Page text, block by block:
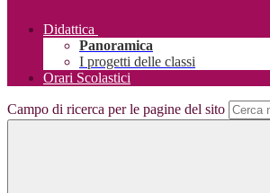
Didattica
Panoramica
I progetti delle classi
Orari Scolastici
Campo di ricerca per le pagine del sito